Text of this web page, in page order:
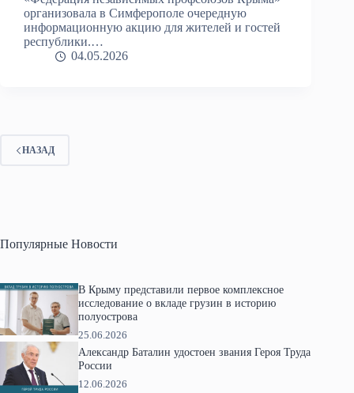
организовала в Симферополе очередную
информационную акцию для жителей и гостей
республики.…
04.05.2026
НАЗАД
Популярные Новости
В Крыму представили первое комплексное
исследование о вкладе грузин в историю
полуострова
25.06.2026
Александр Баталин удостоен звания Героя Труда
России
12.06.2026